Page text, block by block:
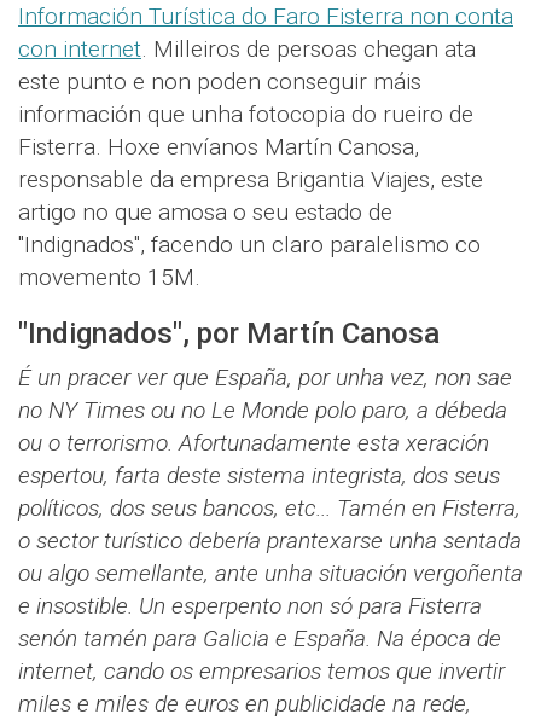
Información Turística do Faro Fisterra non conta
con internet. Milleiros de persoas chegan ata
este punto e non poden conseguir máis
información que unha fotocopia do rueiro de
Fisterra. Hoxe envíanos Martín Canosa,
responsable da empresa Brigantia Viajes, este
artigo no que amosa o seu estado de
"Indignados", facendo un claro paralelismo co
movemento 15M.
"Indignados", por Martín Canosa
É un pracer ver que España, por unha vez, non sae
no NY Times ou no Le Monde polo paro, a débeda
ou o terrorismo. Afortunadamente esta xeración
espertou, farta deste sistema integrista, dos seus
políticos, dos seus bancos, etc... Tamén en Fisterra,
o sector turístico debería prantexarse unha sentada
ou algo semellante, ante unha situación vergoñenta
e insostible. Un esperpento non só para Fisterra
senón tamén para Galicia e España. Na época de
internet, cando os empresarios temos que invertir
miles e miles de euros en publicidade na rede,